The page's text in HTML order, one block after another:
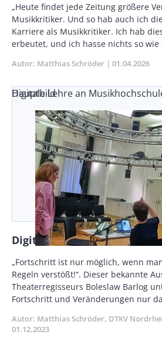
Vorspann
/
Teaser
„Heute findet jede Zeitung größere
Musikkritiker. Und so hab auch ich
Karriere als Musikkritiker. Ich hab
erbeutet, und ich hasse nichts so wie
Autor Matthias Schröder 01.04.2026
Digitale Lehre an
Hauptbild
Digitale Lehre an
Vorspann
/
Teaser
„Fortschritt ist nur möglich, wenn
Regeln verstößt!“. Dieser bekannte
Theaterregisseurs Boleslaw Barlog
Fortschritt und Veränderungen nur
Autor Matthias Schröder DTKV
01.12.2023